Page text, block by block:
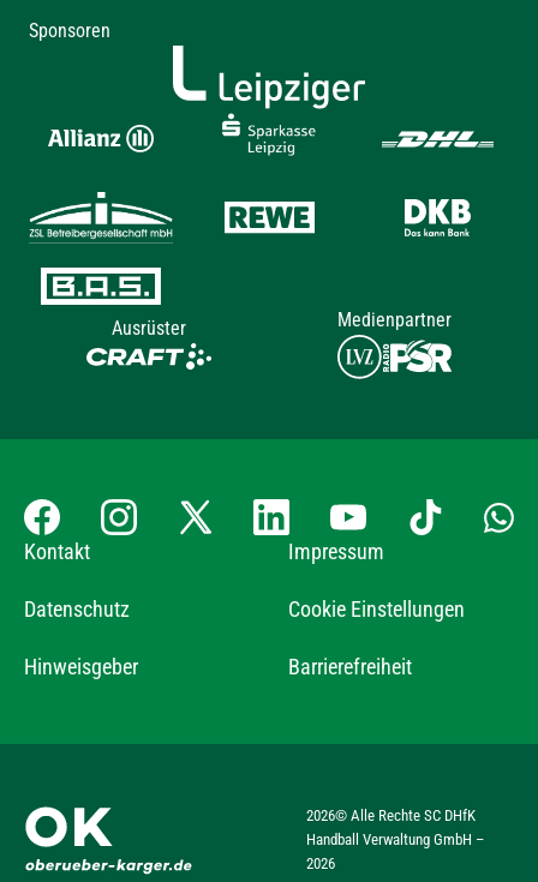
Sponsoren
Ausrüster Medienpartner
Kontakt Impressum
Datenschutz Cookie Einstellungen
Hinweisgeber Barrierefreiheit
2026© Alle Rechte SC DHfK
Handball Verwaltung GmbH –
2026